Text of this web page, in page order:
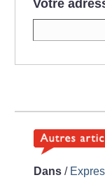
Votre
Dans /